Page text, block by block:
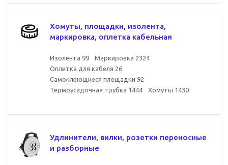
Хомуты, площадки, изолента,
маркировка, оплетка кабельная
Изолента 99 Маркировка 2324
Оплетка для кабеля 26
Самоклеющиеся площадки 92
Термоусадочная трубка 1444 Хомуты 1430
Удлинители, вилки, розетки переносные
и разборные